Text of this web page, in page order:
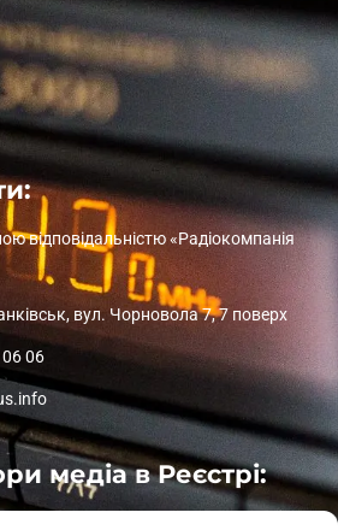
відповідальністю «Радіокомпанія
вул. Чорновола 7, 7 поверх
06
медіа в Реєстрі: